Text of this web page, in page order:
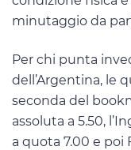
minutaggio da
Per chi punta
dell’Argentina, le
seconda del
assoluta a 5.50,
a quota 7.00 e poi